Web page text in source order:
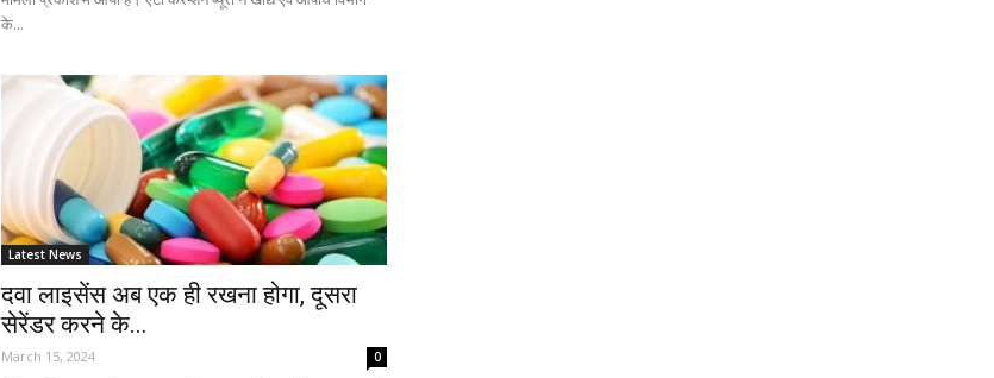
के...
Latest News
दवा लाइसेंस अब एक ही रखना होगा, दूसरा
सेरेंडर करने के...
March 15, 2024 0